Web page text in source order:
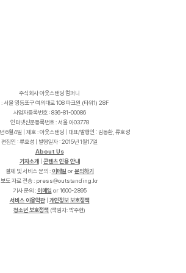
주식회사 아웃스탠딩 컴퍼니
: 서울 영등포구 여의대로 108 파크원 (타워1) 28F
사업자등록번호 : 836-81-00086
인터넷신문등록번호 : 서울 아03778
6월4일 | 제호 : 아웃스탠딩 | 대표/발행인 : 김동환, 류호성
편집인 : 류호성 | 발행일자 : 2015년 1월17일
About Us
기자소개
콘텐츠 인용 안내
결제 및 서비스 문의 : 이메일 or문의하기
보도 자료 전송 :
r
k
.
g
n
i
d
n
a
t
s
t
u
o
@
s
s
e
r
p
기사 문의 : 이메일 or 1600-2895
서비스 이용약관| 개인정보 보호정책
청소년 보호정책 (책임자: 박주현)